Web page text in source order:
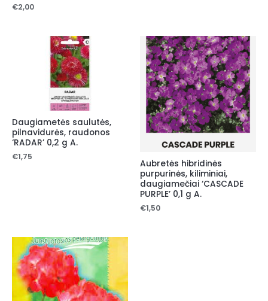
€2,00
Daugiametės saulutės,
pilnavidurės, raudonos
‘RADAR’ 0,2 g A.
€1,75
Aubretės hibridinės
purpurinės, kiliminiai,
daugiamečiai ‘CASCADE
PURPLE’ 0,1 g A.
€1,50